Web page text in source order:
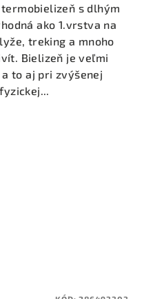
s dlhým
ako 1.vrstva na
treking a mnoho
Bielizeň je veľmi
to aj pri zvýšenej
fyzickej...